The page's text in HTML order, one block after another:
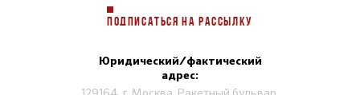
ПОДПИСАТЬСЯ НА РАССЫЛКУ
Юридический/фактический
адрес: